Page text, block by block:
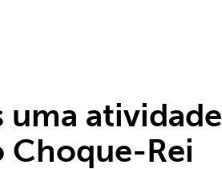
uma atividade
Choque-Rei